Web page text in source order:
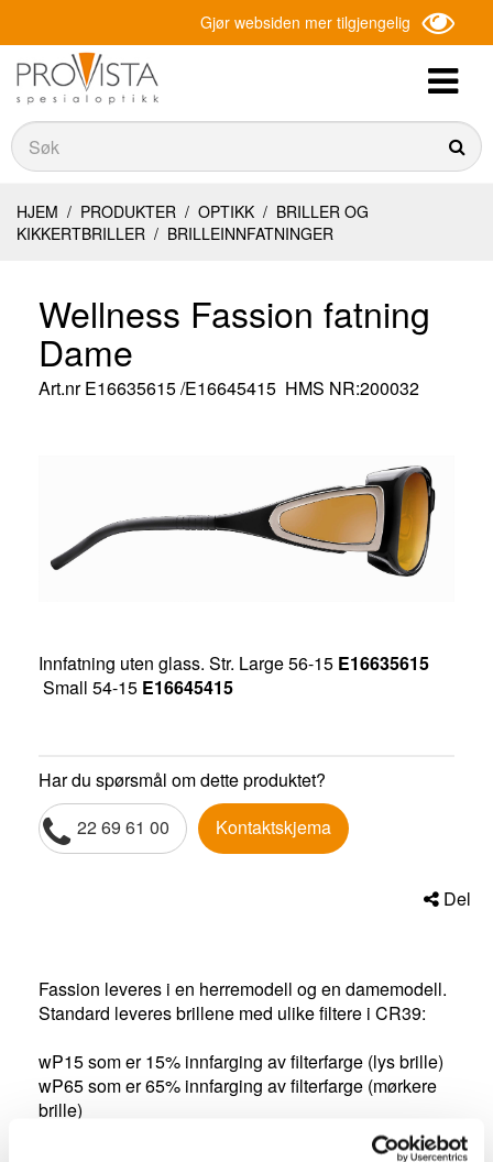
Gjør websiden mer tilgjengelig
Søk
Søk
HJEM / PRODUKTER / OPTIKK / BRILLER OG
KIKKERTBRILLER / BRILLEINNFATNINGER
Wellness Fassion fatning
Dame
Art.nrE16635615 /E16645415 HMS NR:200032
Innfatning uten glass. Str. Large 56-15 E16635615
Small 54-15 E16645415
Har du spørsmål om dette produktet?
22 69 61 00
Kontaktskjema
Del
Fassion leveres i en herremodell og en damemodell.
Standard leveres brillene med ulike filtere i CR39:
wP15 som er 15% innfarging av filterfarge (lys brille)
wP65 som er 65% innfarging av filterfarge (mørkere
brille)
wP75p som er 75% innfarging av filterfarge (mørkere